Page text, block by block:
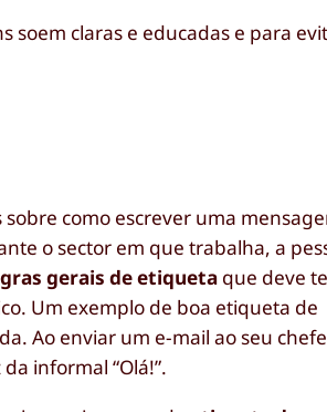
soem claras e educadas e para
como escrever uma
o sector em que trabalha, a
gerais de etiqueta que deve
Um exemplo de boa etiqueta de
Ao enviar um e-mail ao seu
informal “Olá!”.